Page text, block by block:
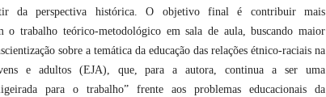
da perspectiva histórica. O objetivo final é contribuir mais
o trabalho teórico-metodológico em sala de aula, buscando maior
sobre a temática da educação das relações étnico-raciais na
e adultos (EJA), que, para a autora, continua a ser uma
para o trabalho” frente aos problemas educacionais da